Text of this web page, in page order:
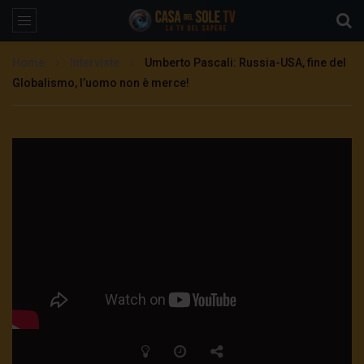
Umberto Pascali: Russia-USA, fine del
Globalismo, l’uomo non è merce!